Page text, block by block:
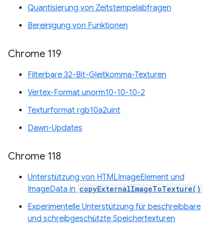
Quantisierung von Zeitstempelabfragen
Bereinigung von Funktionen
Chrome 119
Filterbare 32-Bit-Gleitkomma-Texturen
Vertex-Format unorm10-10-10-2
Texturformat rgb10a2uint
Dawn-Updates
Chrome 118
Unterstützung von HTMLImageElement und
ImageData in copyExternalImageToTexture()
Experimentelle Unterstützung für beschreibbare
und schreibgeschützte Speichertexturen